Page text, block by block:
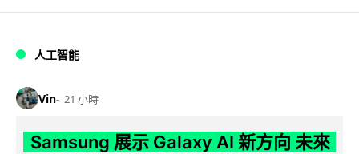
人工智能
Vin 21 小時
Samsung 展示 Galaxy AI 新方向 未來